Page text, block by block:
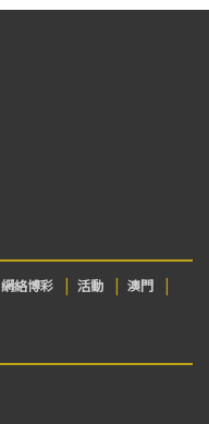
網絡博彩 活動
澳門